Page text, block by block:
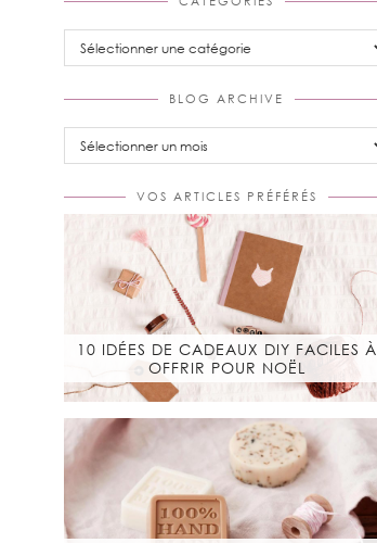
Categories
BLOG ARCHIVE
Blog
Archive
VOS ARTICLES PRÉFÉRÉS
10 IDÉES DE CADEAUX DIY FACILES À
OFFRIR POUR NOËL